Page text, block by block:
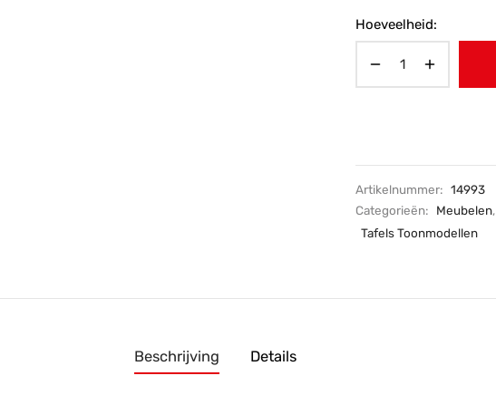
Hoeveelheid:
Artikelnummer: 14993
Categorieën:
Meubelen,
Tafels Toonmodellen
Beschrijving Details